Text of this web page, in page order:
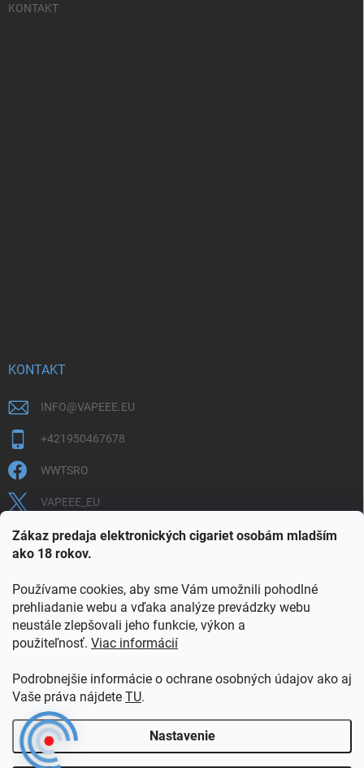
Zákaz predaja elektronických cigariet osobám mladším
ako 18 rokov.
Používame cookies, aby sme Vám umožnili pohodlné
prehliadanie webu a vďaka analýze prevádzky webu
neustále zlepšovali jeho funkcie, výkon a
použiteľnosť. Viac informácií
Podrobnejšie informácie o ochrane osobných údajov ako aj
Vaše práva nájdete TU.
Nastavenie
KONTAKT
KONTAKT
INFO@VAPEEE.EU
+421950467678
WWTSRO
VAPEEE_EU
VAPEEE.EU
COOKIES
OBCHODNÉ PODMIENKY
POŠTOVNÉ A DOPRAVA
VERNOSTNÝ PROGRAM
KONTAKT